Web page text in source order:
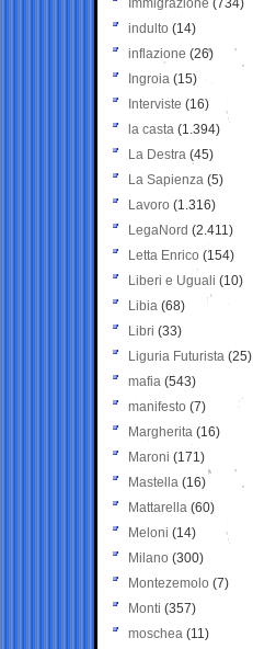
Immigrazione (734)
indulto (14)
inflazione (26)
Ingroia (15)
Interviste (16)
la casta (1.394)
La Destra (45)
La Sapienza (5)
Lavoro (1.316)
LegaNord (2.411)
Letta Enrico (154)
Liberi e Uguali (10)
Libia (68)
Libri (33)
Liguria Futurista (25)
mafia (543)
manifesto (7)
Margherita (16)
Maroni (171)
Mastella (16)
Mattarella (60)
Meloni (14)
Milano (300)
Montezemolo (7)
Monti (357)
moschea (11)